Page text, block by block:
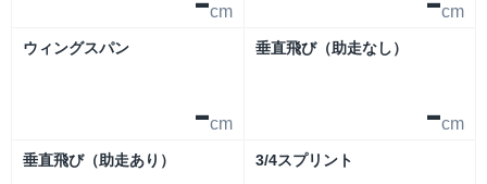
cm cm
ウィングスパン
-cm
垂直飛び（助走なし）
-cm
垂直飛び（助走あり） 3/4スプリント